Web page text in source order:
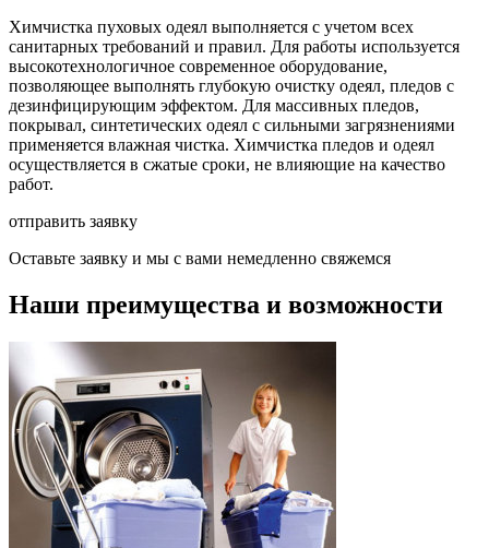
Химчистка пуховых одеял выполняется с учетом всех
санитарных требований и правил. Для работы используется
высокотехнологичное современное оборудование,
позволяющее выполнять глубокую очистку одеял, пледов с
дезинфицирующим эффектом. Для массивных пледов,
покрывал, синтетических одеял с сильными загрязнениями
применяется влажная чистка. Химчистка пледов и одеял
осуществляется в сжатые сроки, не влияющие на качество
работ.
отправить заявку
Оставьте заявку и мы с вами немедленно свяжемся
Наши преимущества и возможности